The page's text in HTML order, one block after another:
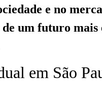
e no
um futuro
em São